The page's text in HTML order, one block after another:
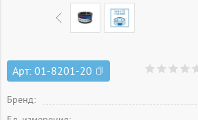
Арт: 01-8201-20
Бренд: